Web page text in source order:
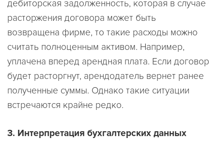
дебиторская задолженность, которая в случае
расторжения договора может быть
возвращена фирме, то такие расходы можно
считать полноценным активом. Например,
уплачена вперед арендная плата. Если договор
будет расторгнут, арендодатель вернет ранее
полученные суммы. Однако такие ситуации
встречаются крайне редко.
3. Интерпретация бухгалтерских данных